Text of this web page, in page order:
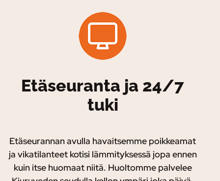
Etäseuranta ja 24/7
tuki
Etäseurannan avulla havaitsemme poikkeamat
ja vikatilanteet kotisi lämmityksessä jopa ennen
kuin itse huomaat niitä. Huoltomme palvelee